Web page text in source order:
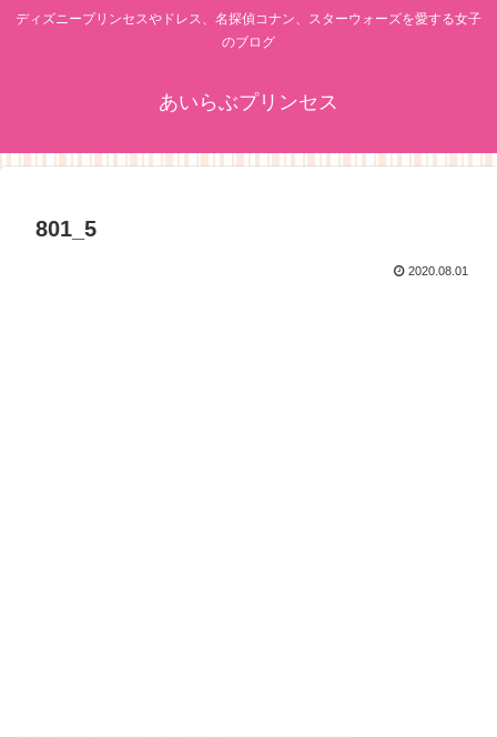
ディズニープリンセスやドレス、名探偵コナン、スターウォーズを愛する女子
のブログ
あいらぶプリンセス
801_5
2020.08.01